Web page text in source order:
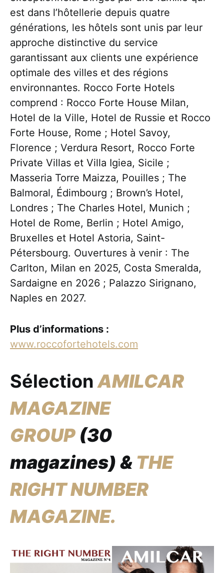
est dans l’hôtellerie depuis quatre
générations, les hôtels sont unis par leur
approche distinctive du service
garantissant aux clients une expérience
optimale des villes et des régions
environnantes. Rocco Forte Hotels
comprend : Rocco Forte House Milan,
Hotel de la Ville, Hotel de Russie et Rocco
Forte House, Rome ; Hotel Savoy,
Florence ; Verdura Resort, Rocco Forte
Private Villas et Villa Igiea, Sicile ;
Masseria Torre Maizza, Pouilles ; The
Balmoral, Édimbourg ; Brown’s Hotel,
Londres ; The Charles Hotel, Munich ;
Hotel de Rome, Berlin ; Hotel Amigo,
Bruxelles et Hotel Astoria, Saint-
Pétersbourg. Ouvertures à venir : The
Carlton, Milan en 2025, Costa Smeralda,
Sardaigne en 2026 ; Palazzo Sirignano,
Naples en 2027.
Plus d’informations :
www.roccofortehotels.com
SélectionAMILCAR
MAGAZINE
GROUP (30
magazines) & THE
RIGHT NUMBER
MAGAZINE.